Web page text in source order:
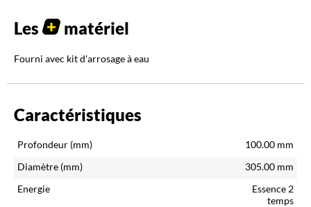
Les matériel
Fourni avec kit d'arrosage à eau
Caractéristiques
Profondeur (mm) 100.00 mm
Diamètre (mm)
305.00 mm
Energie
Essence 2
temps